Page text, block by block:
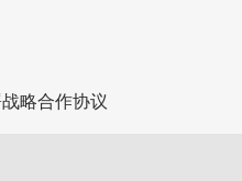
略合作协议